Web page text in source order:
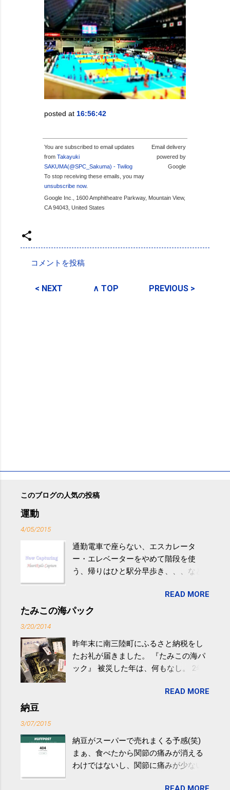
posted at 16:56:42
You are subscribed to email updates
from Takayuki
SAKUMA(@SPC_Sakuma) - Twilog
To stop receiving these emails, you may
unsubscribe now.
Email delivery
powered by
Google
Google Inc., 1600 Amphitheatre Parkway, Mountain View,
CA 94043, United States
メ
コメントを投稿
< NEXT ∧ TOP PREVIOUS >
このブログの人気の投稿
運動
4/05/2015
通勤電車で座らない、エスカレータ
ー・エレベーターをやめて階段を使
う、帰りはひと駅分早歩き、、、など
やすい。 スポーツウェア・シューズで
するものだけが運動ではない。 食べ
けると改善する、との結果を筑波大の
研究チームが発表した。改善が期待で
きるのは、過度の飲酒が原因ではない
減らなくても効果があるという。 正田
波大「減量しなくても効果」 - ニュー
ス - アピタル（医療・健康）
READ MORE
たみこの海パック
3/20/2014
昨年末に南三陸町にふるさと納税をし
たお礼が届きました。 『たみこの海パ
ック』 被災した年は、何もなし。 2年
が『たみこの海パック』。 ボランティ
全く考えていなかったので、貰えると
少しづつ復興してる感が伝わってきて
嬉しいです。 あと、ふるさと納税が節
READ MORE
納豆
3/07/2015
納豆がスーパーで売れまくる予感(笑)
まぁ、食べたから関節の痛みが消える
わけではないし、関節に痛みが少ない